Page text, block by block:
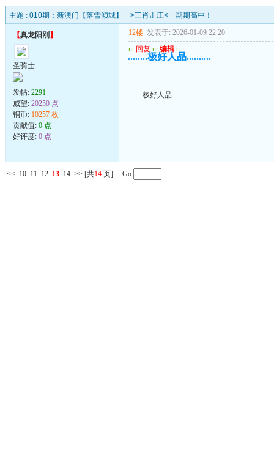
主题 : 010期：新澳门【落雪倾城】━>三肖击庄<━期期高中！
【真龙阳刚 】
圣骑士
发帖: 2291
威望: 20250 点
铜币: 10257 枚
贡献值: 0 点
好评度: 0 点
12楼 发表于: 2026-01-09 22:20
u 回复 u 编辑 u
........极好人品..........
........极好人品..........
<< 10 11 12 13 14 >> [共14 页] Go